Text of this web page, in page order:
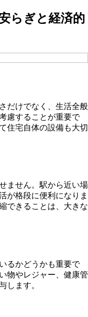
らぎと経済的
だけでなく、生活全般
慮することが重要で
住宅自体の設備も大切
ません。駅から近い場
が格段に便利になりま
できることは、大きな
るかどうかも重要で
物やレジャー、健康管
します。